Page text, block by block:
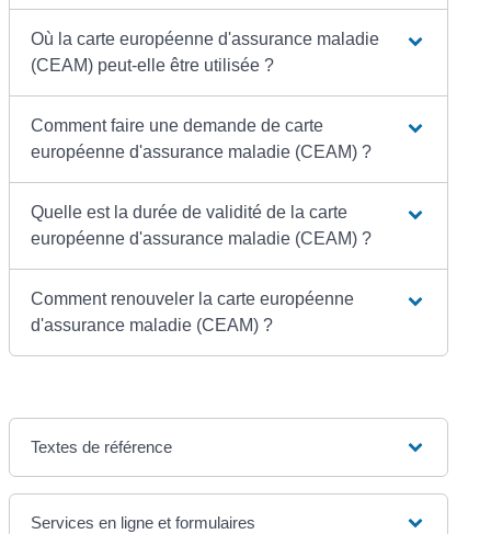
Où la carte européenne d'assurance maladie
(CEAM) peut-elle être utilisée ?
Comment faire une demande de carte
européenne d'assurance maladie (CEAM) ?
Quelle est la durée de validité de la carte
européenne d'assurance maladie (CEAM) ?
Comment renouveler la carte européenne
d'assurance maladie (CEAM) ?
Textes de référence
Services en ligne et formulaires